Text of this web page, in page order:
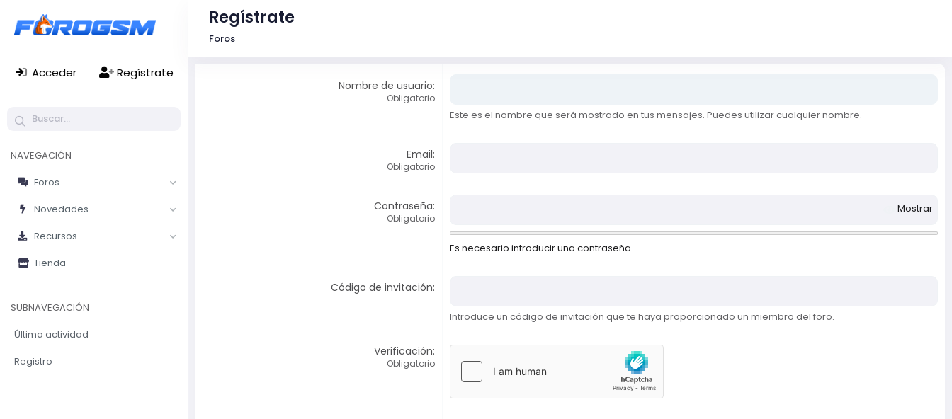
Acceder Regístrate
NAVEGACIÓN
Foros
Novedades
Recursos
Tienda
SUBNAVEGACIÓN
Última actividad
Registro
Regístrate
Foros
Nombre de usuario
Obligatorio
Este es el nombre que será mostrado en tus mensajes. Puedes utilizar cualquier nombre.
Email
Obligatorio
Contraseña
Obligatorio
Mostrar
Es necesario introducir una contraseña.
Código de invitación
Introduce un código de invitación que te haya proporcionado un miembro del foro.
Verificación
Obligatorio